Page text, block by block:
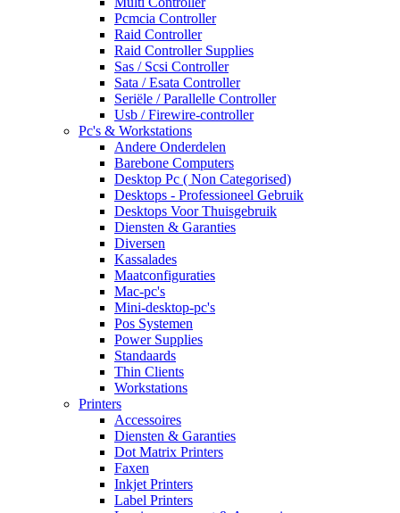
Pcmcia Controller
Raid Controller
Raid Controller Supplies
Sas / Scsi Controller
Sata / Esata Controller
Seriële / Parallelle Controller
Usb / Firewire-controller
Pc's & Workstations
Andere Onderdelen
Barebone Computers
Desktop Pc ( Non Categorised)
Desktops - Professioneel Gebruik
Desktops Voor Thuisgebruik
Diensten & Garanties
Diversen
Kassalades
Maatconfiguraties
Mac-pc's
Mini-desktop-pc's
Pos Systemen
Power Supplies
Standaards
Thin Clients
Workstations
Printers
Accessoires
Diensten & Garanties
Dot Matrix Printers
Faxen
Inkjet Printers
Label Printers